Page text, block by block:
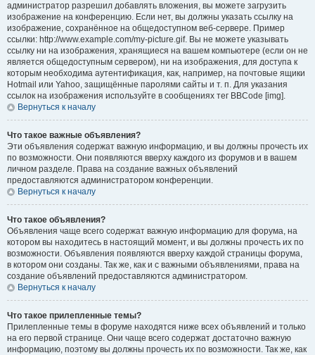
администратор разрешил добавлять вложения, вы можете загрузить
изображение на конференцию. Если нет, вы должны указать ссылку на
изображение, сохранённое на общедоступном веб-сервере. Пример
ссылки: http://www.example.com/my-picture.gif. Вы не можете указывать
ссылку ни на изображения, хранящиеся на вашем компьютере (если он не
является общедоступным сервером), ни на изображения, для доступа к
которым необходима аутентификация, как, например, на почтовые ящики
Hotmail или Yahoo, защищённые паролями сайты и т. п. Для указания
ссылок на изображения используйте в сообщениях тег BBCode [img].
Вернуться к началу
Что такое важные объявления?
Эти объявления содержат важную информацию, и вы должны прочесть их
по возможности. Они появляются вверху каждого из форумов и в вашем
личном разделе. Права на создание важных объявлений
предоставляются администратором конференции.
Вернуться к началу
Что такое объявления?
Объявления чаще всего содержат важную информацию для форума, на
котором вы находитесь в настоящий момент, и вы должны прочесть их по
возможности. Объявления появляются вверху каждой страницы форума,
в котором они созданы. Так же, как и с важными объявлениями, права на
создание объявлений предоставляются администратором.
Вернуться к началу
Что такое прилепленные темы?
Прилепленные темы в форуме находятся ниже всех объявлений и только
на его первой странице. Они чаще всего содержат достаточно важную
информацию, поэтому вы должны прочесть их по возможности. Так же, как